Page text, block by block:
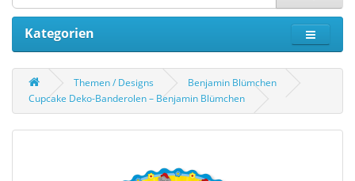
Kategorien
Themen / Designs
Benjamin Blümchen
Cupcake Deko-Banderolen – Benjamin Blümchen